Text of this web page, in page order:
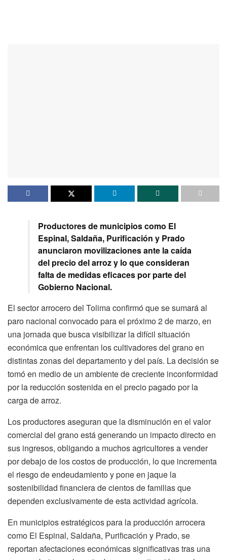
Productores de municipios como El
Espinal, Saldaña, Purificación y Prado
anunciaron movilizaciones ante la caída
del precio del arroz y lo que consideran
falta de medidas eficaces por parte del
Gobierno Nacional.
El sector arrocero del Tolima confirmó que se sumará al
paro nacional convocado para el próximo 2 de marzo, en
una jornada que busca visibilizar la difícil situación
económica que enfrentan los cultivadores del grano en
distintas zonas del departamento y del país. La decisión se
tomó en medio de un ambiente de creciente inconformidad
por la reducción sostenida en el precio pagado por la
carga de arroz.
Los productores aseguran que la disminución en el valor
comercial del grano está generando un impacto directo en
sus ingresos, obligando a muchos agricultores a vender
por debajo de los costos de producción, lo que incrementa
el riesgo de endeudamiento y pone en jaque la
sostenibilidad financiera de cientos de familias que
dependen exclusivamente de esta actividad agrícola.
En municipios estratégicos para la producción arrocera
como El Espinal, Saldaña, Purificación y Prado, se
reportan afectaciones económicas significativas tras una